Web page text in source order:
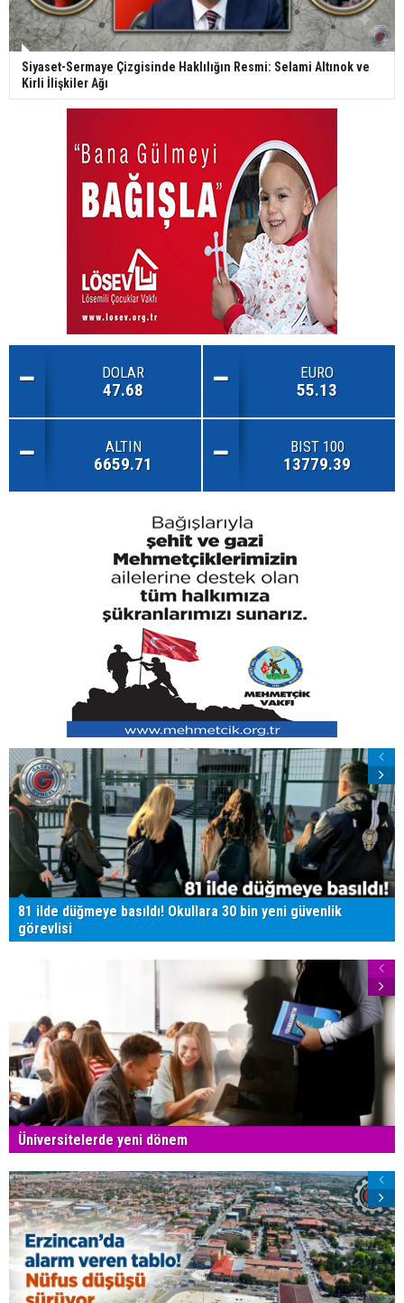
Siyaset-Sermaye Çizgisinde Haklılığın Resmi: Selami Altınok ve
Kirli İlişkiler Ağı
DOLAR
47.68
EURO
55.13
ALTIN
6659.71
BIST 100
13779.39
81 ilde düğmeye basıldı! Okullara 30 bin yeni güvenlik
görevlisi
Üniversitelerde yeni dönem